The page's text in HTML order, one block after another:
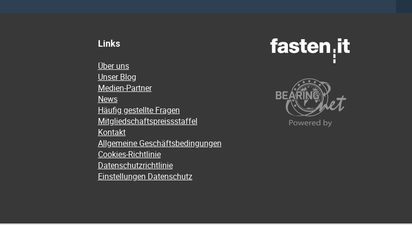
Links
Über uns
Unser Blog
Medien-Partner
News
Häufig gestellte Fragen
Mitgliedschaftspreissstaffel
Kontakt
Allgemeine Geschäftsbedingungen
Cookies-Richtlinie
Datenschutzrichtlinie
Einstellungen Datenschutz